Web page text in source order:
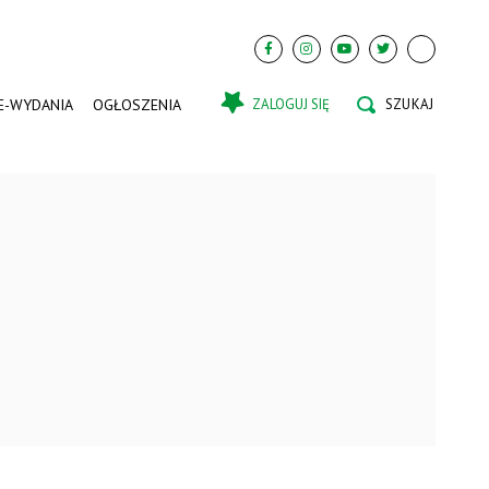
WYDANIA OGŁOSZENIA ZALOGUJ SIĘ